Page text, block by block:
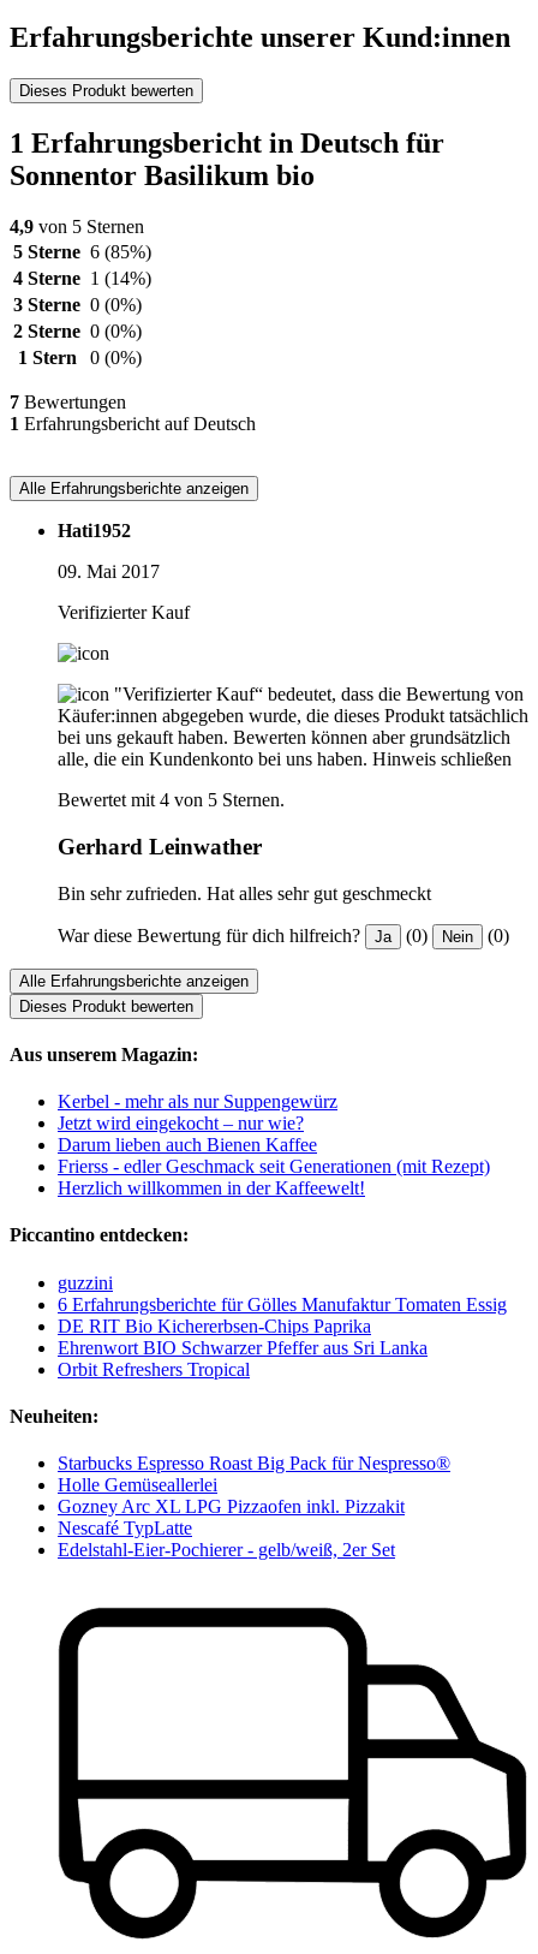
Erfahrungsberichte unserer Kund:innen
Dieses Produkt bewerten
1 Erfahrungsbericht in Deutsch für
Sonnentor Basilikum bio
4,9 von 5 Sternen
5 Sterne 6 (85%)
4 Sterne 1 (14%)
3 Sterne 0 (0%)
2 Sterne 0 (0%)
1 Stern
0 (0%)
7 Bewertungen
1 Erfahrungsbericht auf Deutsch
Alle Erfahrungsberichte anzeigen
Hati1952
09. Mai 2017
Verifizierter Kauf
"Verifizierter Kauf“ bedeutet, dass die Bewertung von
Käufer:innen abgegeben wurde, die dieses Produkt tatsächlich
bei uns gekauft haben. Bewerten können aber grundsätzlich
alle, die ein Kundenkonto bei uns haben. Hinweis schließen
Bewertet mit 4 von 5 Sternen.
Gerhard Leinwather
Bin sehr zufrieden. Hat alles sehr gut geschmeckt
War diese Bewertung für dich hilfreich? Ja (0) Nein (0)
Alle Erfahrungsberichte anzeigen
Dieses Produkt bewerten
Aus unserem Magazin:
Kerbel - mehr als nur Suppengewürz
Jetzt wird eingekocht – nur wie?
Darum lieben auch Bienen Kaffee
Frierss - edler Geschmack seit Generationen (mit Rezept)
Herzlich willkommen in der Kaffeewelt!
Piccantino entdecken:
guzzini
6 Erfahrungsberichte für Gölles Manufaktur Tomaten Essig
DE RIT Bio Kichererbsen-Chips Paprika
Ehrenwort BIO Schwarzer Pfeffer aus Sri Lanka
Orbit Refreshers Tropical
Neuheiten:
Starbucks Espresso Roast Big Pack für Nespresso®
Holle Gemüseallerlei
Gozney Arc XL LPG Pizzaofen inkl. Pizzakit
Nescafé TypLatte
Edelstahl-Eier-Pochierer - gelb/weiß, 2er Set